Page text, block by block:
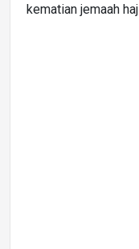
kematian jemaah